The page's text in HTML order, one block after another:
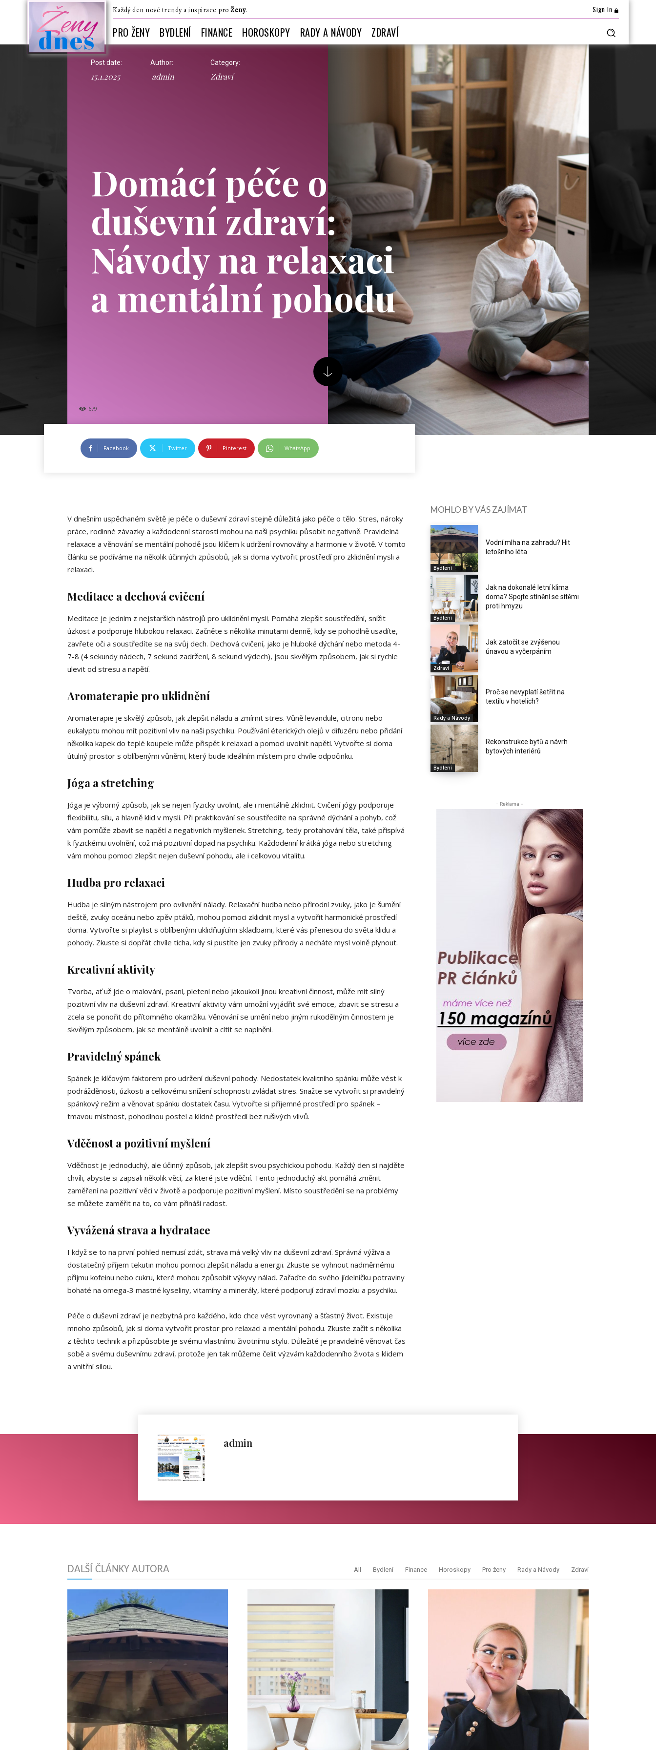
Ženy
dnes
Sign In
Každý den nové trendy a inspirace proŽeny.
PRO ŽENY BYDLENÍ FINANCE HOROSKOPY RADY A NÁVODY ZDRAVÍ
Domácí péče o
duševní zdraví:
Návody na relaxaci
a mentální pohodu
Post date:
15.1.2025
Author:
admin
Category:
Zdraví
679
Facebook Twitter Pinterest WhatsApp
V dnešním uspěchaném světě je péče o duševní zdraví stejně důležitá jako péče o tělo. Stres, nároky
práce, rodinné závazky a každodenní starosti mohou na naši psychiku působit negativně. Pravidelná
relaxace a věnování se mentální pohodě jsou klíčem k udržení rovnováhy a harmonie v životě. V tomto
článku se podíváme na několik účinných způsobů, jak si doma vytvořit prostředí pro zklidnění mysli a
relaxaci.
Meditace a dechová cvičení
Meditace je jedním z nejstarších nástrojů pro uklidnění mysli. Pomáhá zlepšit soustředění, snížit
úzkost a podporuje hlubokou relaxaci. Začněte s několika minutami denně, kdy se pohodlně usadíte,
zavřete oči a soustředíte se na svůj dech. Dechová cvičení, jako je hluboké dýchání nebo metoda 4-
7-8 (4 sekundy nádech, 7 sekund zadržení, 8 sekund výdech), jsou skvělým způsobem, jak si rychle
ulevit od stresu a napětí.
Aromaterapie pro uklidnění
Aromaterapie je skvělý způsob, jak zlepšit náladu a zmírnit stres. Vůně levandule, citronu nebo
eukalyptu mohou mít pozitivní vliv na naši psychiku. Používání éterických olejů v difuzéru nebo přidání
několika kapek do teplé koupele může přispět k relaxaci a pomoci uvolnit napětí. Vytvořte si doma
útulný prostor s oblíbenými vůněmi, který bude ideálním místem pro chvíle odpočinku.
Jóga a stretching
Jóga je výborný způsob, jak se nejen fyzicky uvolnit, ale i mentálně zklidnit. Cvičení jógy podporuje
flexibilitu, sílu, a hlavně klid v mysli. Při praktikování se soustředíte na správné dýchání a pohyb, což
vám pomůže zbavit se napětí a negativních myšlenek. Stretching, tedy protahování těla, také přispívá
k fyzickému uvolnění, což má pozitivní dopad na psychiku. Každodenní krátká jóga nebo stretching
vám mohou pomoci zlepšit nejen duševní pohodu, ale i celkovou vitalitu.
Hudba pro relaxaci
Hudba je silným nástrojem pro ovlivnění nálady. Relaxační hudba nebo přírodní zvuky, jako je šumění
deště, zvuky oceánu nebo zpěv ptáků, mohou pomoci zklidnit mysl a vytvořit harmonické prostředí
doma. Vytvořte si playlist s oblíbenými uklidňujícími skladbami, které vás přenesou do světa klidu a
pohody. Zkuste si dopřát chvíle ticha, kdy si pustíte jen zvuky přírody a necháte mysl volně plynout.
Kreativní aktivity
Tvorba, ať už jde o malování, psaní, pletení nebo jakoukoli jinou kreativní činnost, může mít silný
pozitivní vliv na duševní zdraví. Kreativní aktivity vám umožní vyjádřit své emoce, zbavit se stresu a
zcela se ponořit do přítomného okamžiku. Věnování se umění nebo jiným rukodělným činnostem je
skvělým způsobem, jak se mentálně uvolnit a cítit se naplněni.
Pravidelný spánek
Spánek je klíčovým faktorem pro udržení duševní pohody. Nedostatek kvalitního spánku může vést k
podrážděnosti, úzkosti a celkovému snížení schopnosti zvládat stres. Snažte se vytvořit si pravidelný
spánkový režim a věnovat spánku dostatek času. Vytvořte si příjemné prostředí pro spánek –
tmavou místnost, pohodlnou postel a klidné prostředí bez rušivých vlivů.
Vděčnost a pozitivní myšlení
Vděčnost je jednoduchý, ale účinný způsob, jak zlepšit svou psychickou pohodu. Každý den si najděte
chvíli, abyste si zapsali několik věcí, za které jste vděční. Tento jednoduchý akt pomáhá změnit
zaměření na pozitivní věci v životě a podporuje pozitivní myšlení. Místo soustředění se na problémy
se můžete zaměřit na to, co vám přináší radost.
Vyvážená strava a hydratace
I když se to na první pohled nemusí zdát, strava má velký vliv na duševní zdraví. Správná výživa a
dostatečný příjem tekutin mohou pomoci zlepšit náladu a energii. Zkuste se vyhnout nadměrnému
příjmu kofeinu nebo cukru, které mohou způsobit výkyvy nálad. Zařaďte do svého jídelníčku potraviny
bohaté na omega-3 mastné kyseliny, vitamíny a minerály, které podporují zdraví mozku a psychiku.
Péče o duševní zdraví je nezbytná pro každého, kdo chce vést vyrovnaný a šťastný život. Existuje
mnoho způsobů, jak si doma vytvořit prostor pro relaxaci a mentální pohodu. Zkuste začít s několika
z těchto technik a přizpůsobte je svému vlastnímu životnímu stylu. Důležité je pravidelně věnovat čas
sobě a svému duševnímu zdraví, protože jen tak můžeme čelit výzvám každodenního života s klidem
a vnitřní silou.
MOHLO BY VÁS ZAJÍMAT
Bydlení
Vodní mlha na zahradu? Hit
letošního léta
Bydlení
Jak na dokonalé letní klima
doma? Spojte stínění se sítěmi
proti hmyzu
Zdraví
Jak zatočit se zvýšenou
únavou a vyčerpáním
Rady a Návody
Proč se nevyplatí šetřit na
textilu v hotelích?
Bydlení
Rekonstrukce bytů a návrh
bytových interiérů
- Reklama -
admin
DALŠÍ ČLÁNKY AUTORA All Bydlení Finance Horoskopy Pro ženy Rady a Návody Zdraví